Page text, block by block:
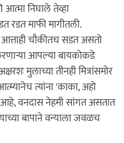
निघाले तेव्हा
रडत माफी मागीतली.
चौकीतच सडत असतो
आपल्या बायकोकडे
मुलाच्या तीनही मित्रांसमोर
त्यांना 'काका, अहो
आहे, वनदास नेहमी सांगत असतात
बापाने वन्याला जवळच